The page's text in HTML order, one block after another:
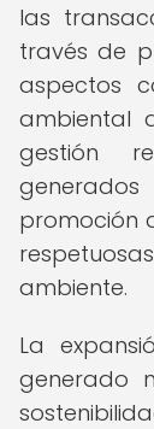
las
través de
aspectos
ambiental
gestión
promoción
ambiente.
La
generado